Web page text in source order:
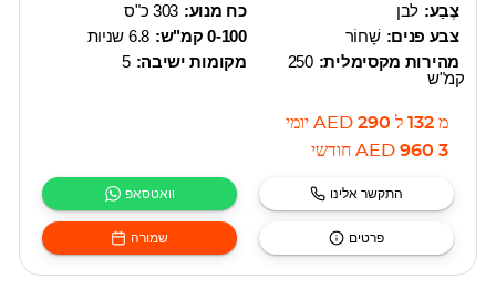
כח מנוע: 303 כ"ס
0-100 קמ"ש:
6.8 שניות
מקומות ישיבה: 5
צֶבַע: לבן
צבע פנים: שָׁחוֹר
מהירות מקסימלית: 250
קמ"ש
מ 132 ל 290
AED יומי
3 960
AED חודשי
וואטסאפ התקשר אלינו
שמורה פרטים